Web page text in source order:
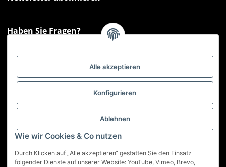
Alle akzeptieren
Konfigurieren
Ablehnen
Wie wir Cookies & Co nutzen
Durch Klicken auf „Alle akzeptieren“ gestatten Sie den Einsatz
folgender Dienste auf unserer Website: YouTube, Vimeo, Brevo,
Haben Sie Fragen?
Montag - Freitag: 09:00 - 17:00 Uhr
Gesetzliche Informationen
Service